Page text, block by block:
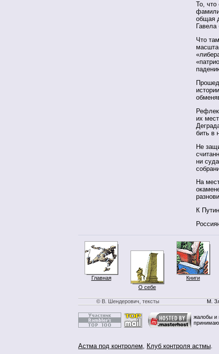
То, что
общая
Что
их
бить в
Не
ни
На
К
Главная
О себе
Книги
© В. Шендерович, тексты М.
жалобы и
Астма под контролем, Клуб контроля астмы.